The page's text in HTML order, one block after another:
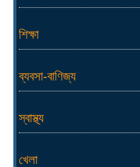
শিক্ষা
ব্যবসা-বাণিজ্য
স্বাস্থ্য
খেলা